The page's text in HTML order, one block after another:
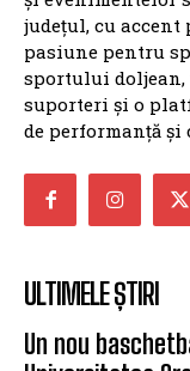
sportului.
și evenimentelor
județul, cu accent
pasiune pentru
sportului doljean,
suporteri și o
de performanță și
ULTIMELE ȘTIRI